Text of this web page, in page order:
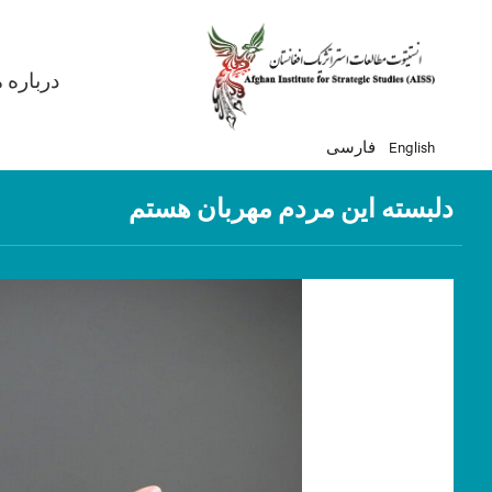
English فارسی
درباره
دلبسته این مردم مهربان هستم